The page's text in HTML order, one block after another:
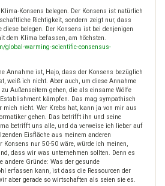
Konsens belegen. Der Konsens ist natürlich
Richtigkeit, sondern zeigt nur, dass
belegen. Der Konsens ist bei denjenigen
dem Klima befassen, am höchsten.
global-warming-scientific-consensus-
Annahme ist, Hajo, dass der Konsens bezüglich
weiß ich nicht. Aber auch, um diese Annahme
Außenseitern gehen, die als einsame Wölfe
kämpfen. Das mag sympathisch
mich nicht. Wer Krebs hat, kann ja von mir aus
gehen. Das betrifft ihn und seine
betrifft uns alle, und da verweise ich lieber auf
Eisfläche aus meinem anderen
Konsens nur 50-50 wäre, würde ich meinen,
dass wir was unternehmen sollten. Denn es
andere Gründe: Was der gesunde
erfassen kann, ist dass die Ressourcen der
aber gerade so wirtschaften als seien sie es.